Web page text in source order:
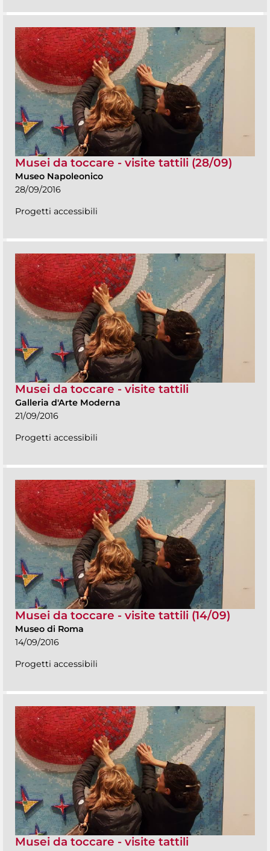
Musei da toccare - visite tattili (28/09)
Museo Napoleonico
28/09/2016
Progetti accessibili
Musei da toccare - visite tattili
Galleria d'Arte Moderna
21/09/2016
Progetti accessibili
Musei da toccare - visite tattili (14/09)
Museo di Roma
14/09/2016
Progetti accessibili
Musei da toccare - visite tattili